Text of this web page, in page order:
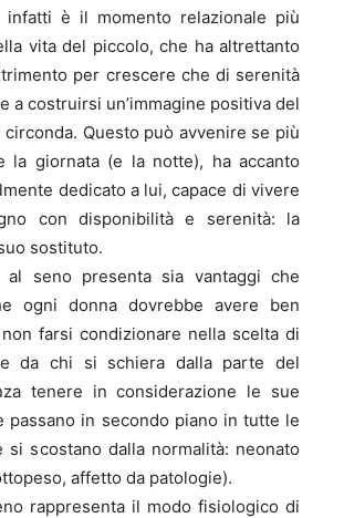
infatti è il momento relazionale più
vita del piccolo, che ha altrettanto
per crescere che di serenità
a costruirsi un’immagine positiva del
Questo può avvenire se più
la giornata (e la notte), ha accanto
dedicato a lui, capace di vivere
con disponibilità e serenità: la
sostituto.
al seno presenta sia vantaggi che
ogni donna dovrebbe avere ben
farsi condizionare nella scelta di
da chi si schiera dalla parte del
tenere in considerazione le sue
passano in secondo piano in tutte le
si scostano dalla normalità: neonato
affetto da patologie).
rappresenta il modo fisiologico di